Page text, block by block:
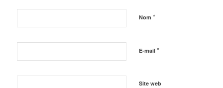
Nom *
E-mail *
Site web